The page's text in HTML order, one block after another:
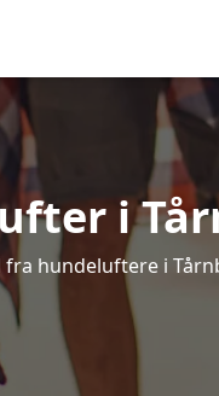
i
fra hundeluftere i